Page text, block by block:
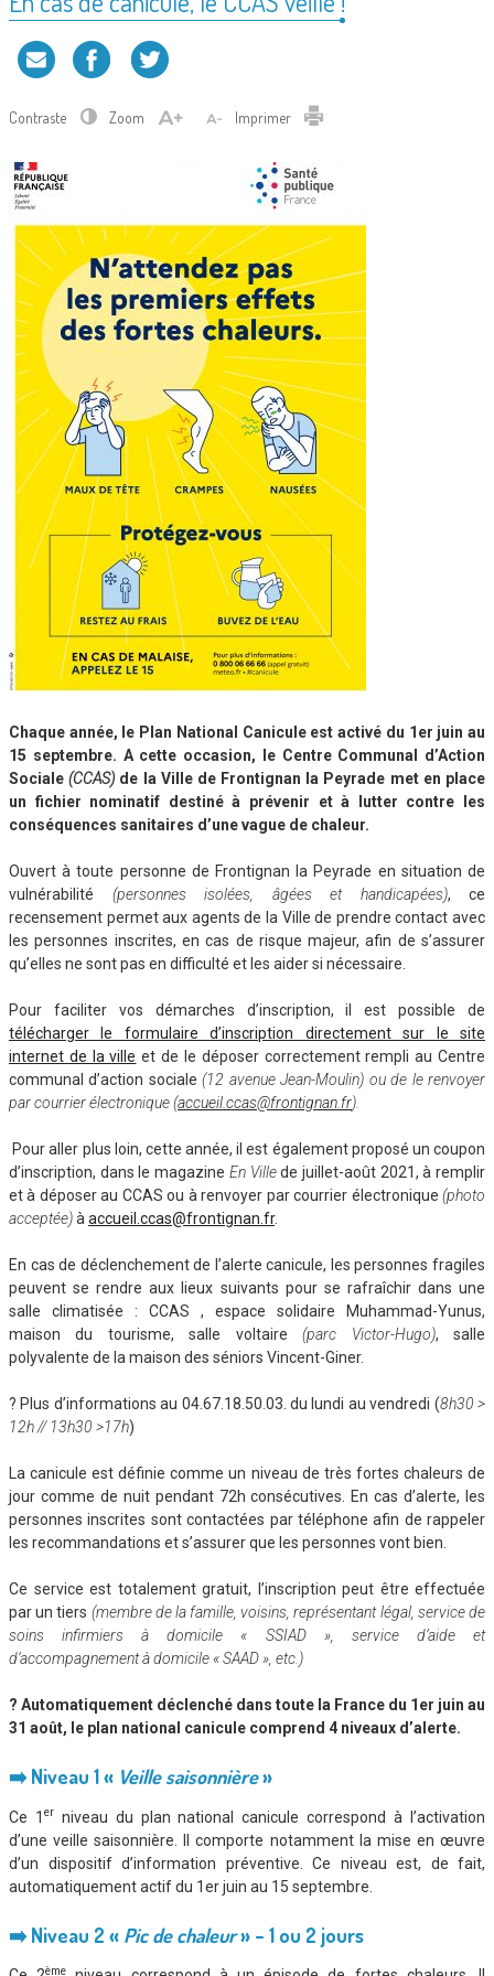
Contraste Zoom Imprimer
Chaque année, le Plan National Canicule est activé du 1er juin au
15 septembre. A cette occasion, le Centre Communal d’Action
Sociale(CCAS) de la Ville de Frontignan la Peyrade met en place
un fichier nominatif destiné à prévenir et à lutter contre les
conséquences sanitaires d’une vague de chaleur.
Ouvert à toute personne de Frontignan la Peyrade en situation de
vulnérabilité (personnes isolées, âgées et handicapées), ce
recensement permet aux agents de la Ville de prendre contact avec
les personnes inscrites, en cas de risque majeur, afin de s’assurer
qu’elles ne sont pas en difficulté et les aider si nécessaire.
Pour faciliter vos démarches d’inscription, il est possible de
télécharger le formulaire d’inscription directement sur le site
internet de la ville et de le déposer correctement rempli au Centre
communal d’action sociale(12 avenue Jean-Moulin) ou de le renvoyer
par courrier électronique (accueil.ccas@frontignan.fr).
Pour aller plus loin, cette année, il est également proposé un coupon
d’inscription, dans le magazine En Villede juillet-août 2021, à remplir
et à déposer au CCAS ou à renvoyer par courrier électronique (photo
acceptée)à accueil.ccas@frontignan.fr.
En cas de déclenchement de l’alerte canicule, les personnes fragiles
peuvent se rendre aux lieux suivants pour se rafraîchir dans une
salle climatisée : CCAS , espace solidaire Muhammad-Yunus,
maison du tourisme, salle voltaire(parc Victor-Hugo), salle
polyvalente de la maison des séniors Vincent-Giner.
? Plus d’informations au 04.67.18.50.03. du lundi au vendredi (8h30 >
12h // 13h30 >17h)
La canicule est définie comme un niveau de très fortes chaleurs de
jour comme de nuit pendant 72h consécutives. En cas d’alerte, les
personnes inscrites sont contactées par téléphone afin de rappeler
les recommandations et s’assurer que les personnes vont bien.
Ce service est totalement gratuit, l’inscription peut être effectuée
par un tiers (membre de la famille, voisins, représentant légal, service de
soins infirmiers à domicile « SSIAD », service d’aide et
d’accompagnement à domicile « SAAD », etc.)
? Automatiquement déclenché dans toute la France du 1er juin au
31 août, le plan national canicule comprend 4 niveaux d’alerte.
➡️Niveau 1 « Veille saisonnière»
Ce 1 er niveau du plan national canicule correspond à l’activation
d’une veille saisonnière. Il comporte notamment la mise en œuvre
d’un dispositif d’information préventive. Ce niveau est, de fait,
automatiquement actif du 1er juin au 15 septembre.
➡️ Niveau 2 « Pic de chaleur» – 1 ou 2 jours
ème